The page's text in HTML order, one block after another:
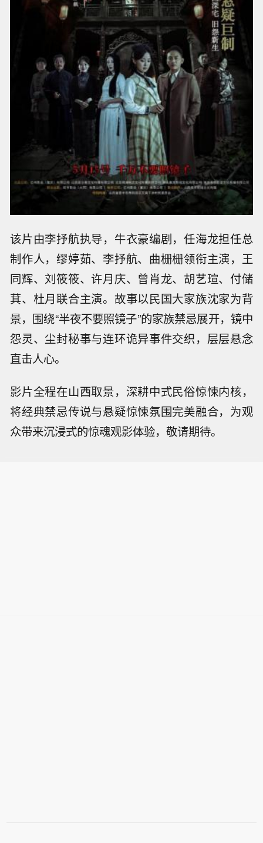
该片由李抒航执导，牛衣豪编剧，任海龙担任总
制作人，缪婷茹、李抒航、曲栅栅领衔主演，王
同辉、刘筱筱、许月庆、曾肖龙、胡艺瑄、付储
萁、杜月联合主演。故事以民国大家族沈家为背
景，围绕“半夜不要照镜子”的家族禁忌展开，镜中
怨灵、尘封秘事与连环诡异事件交织，层层悬念
直击人心。
影片全程在山西取景，深耕中式民俗惊悚内核，
将经典禁忌传说与悬疑惊悚氛围完美融合，为观
众带来沉浸式的惊魂观影体验，敬请期待。